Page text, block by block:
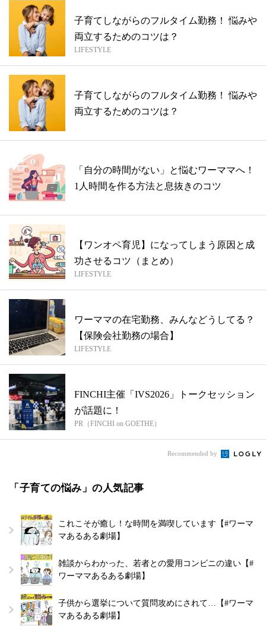
子育てしながらのフルタイム勤務！ 悩みや
両立するためのコツは？
LIFESTYLE
子育てしながらのフルタイム勤務！ 悩みや
両立するためのコツは？
「自分の時間がない」と悩むワーママへ！
1人時間を作る方法と息抜きのコツ
【ワンオペ育児】になってしまう原因と成
功させるコツ（まとめ）
LIFESTYLE
ワーママの在宅勤務、みんなどうしてる？
【保険会社勤務の場合】
LIFESTYLE
FINCHI主催「IVS2026」トークセッション
が話題に！
PR（FINCHI on GOETHE）
Recommended by
「子育ての悩み」の人気記事
これこそが癒し！な時間を満喫しています【#ワーマ
マあるある劇場】
雑談からわかった、若者との愛用コンビニの違い【#
ワーママあるある劇場】
子供から選挙について質問攻めにされて…【#ワーマ
マあるある劇場】